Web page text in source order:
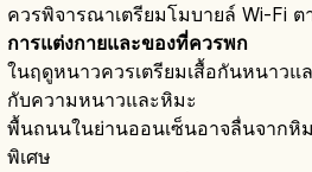
ควรพิจารณาเตรียมโมบายล์ Wi-Fi ต
การแต่งกายและของที่ควรพก
ในฤดูหนาวควรเตรียมเสื้อกันหนาวแ
กับความหนาวและหิมะ
พื้นถนนในย่านออนเซ็นอาจลื่นจากหิม
พิเศษ